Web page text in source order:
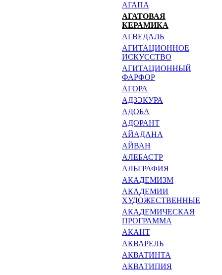
АГАПА
АГАТОВАЯ
КЕРАМИКА
АГВЕДАЛЬ
АГИТАЦИОННОЕ
ИСКУССТВО
АГИТАЦИОННЫЙ
ФАРФОР
АГОРА
АДЗЭКУРА
АДОБА
АДОРАНТ
АЙАДАНА
АЙВАН
АЛЕБАСТР
АЛЬГРАФИЯ
АКАДЕМИЗМ
АКАДЕМИИ
ХУДОЖЕСТВЕННЫЕ
АКАДЕМИЧЕСКАЯ
ПРОГРАМ­МА
АКАНТ
АКВАРЕЛЬ
АКВАТИНТА
АКВАТИПИЯ